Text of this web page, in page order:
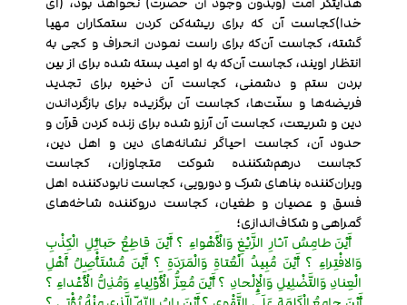
خدا)کجاست آن که برای ریشه‌کن کردن ستمکاران مهیا
گشته، کجاست آن‌که برای راست نمودن انحراف و کجی به
انتظار اویند، کجاست آن‌که به او امید بسته شده برای از بین
بردن ستم و دشمنی، کجاست آن ذخیره برای تجدید
فریضه‌ها و سنّت‌ها، کجاست آن برگزیده برای بازگرداندن
دین و شریعت، کجاست آن آرزو شده برای زنده کردن قرآن و
حدود آن، کجاست احیاگر نشانه‌های دین و اهل دین،
کجاست درهم‌شکننده شوکت متجاوزان، کجاست
ویران‌کننده بناهای شرک و دورویی، کجاست نابودکننده اهل
فسق و عصیان و طغیان، کجاست دروکننده شاخه‌های
گمراهی و شکاف‌اندازی؛
أَيْنَ طامِسُ آثارِ الزَّيْغِ وَالْأَهْواءِ ؟ أَيْنَ قاطِعُ حَبائِلِ الْكِذْبِ
وَالافْتِراءِ ؟ أَيْنَ مُبِيدُ الْعُتاةِ وَالْمَرَدَةِ ؟ أَيْنَ مُسْتَأْصِلُ أَهْلِ
الْعِنادِ وَالتَّضْلِيلِ وَالْإِلْحادِ ؟ أَيْنَ مُعِزُّ الْأَوْلِياءِ وَمُذِلُّ الْأَعْداءِ ؟